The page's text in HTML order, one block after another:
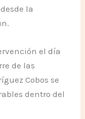
la
el día
de las
Cobos se
dentro del